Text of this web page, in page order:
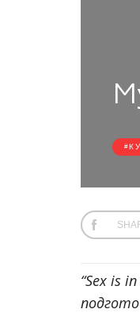
“Sex is